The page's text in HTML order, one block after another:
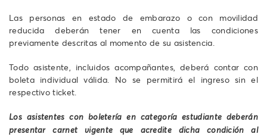
Las personas en estado de embarazo o con movilidad
reducida deberán tener en cuenta las condiciones
previamente descritas al momento de su asistencia.
Todo asistente, incluidos acompañantes, deberá contar con
boleta individual válida. No se permitirá el ingreso sin el
respectivo ticket.
Los asistentes con boletería en categoría estudiante deberán
presentar carnet vigente que acredite dicha condición al